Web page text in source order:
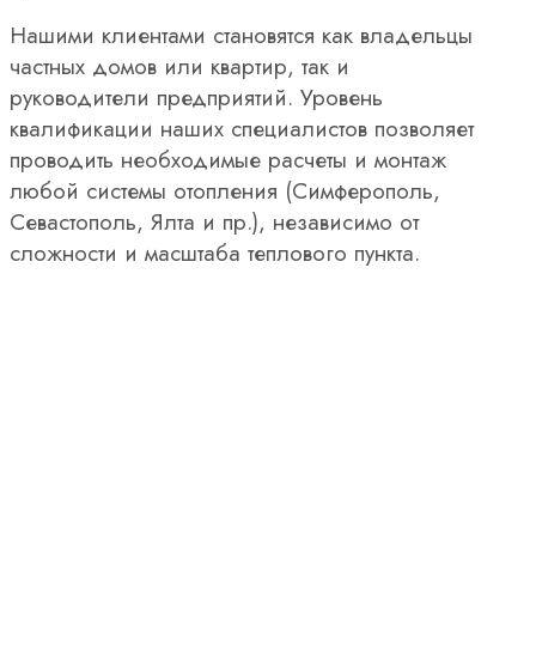
Нашими клиентами становятся как владельцы
частных домов или квартир, так и
руководители предприятий. Уровень
квалификации наших специалистов позволяет
проводить необходимые расчеты и монтаж
любой системы отопления (Симферополь,
Севастополь, Ялта и пр.), независимо от
сложности и масштаба теплового пункта.